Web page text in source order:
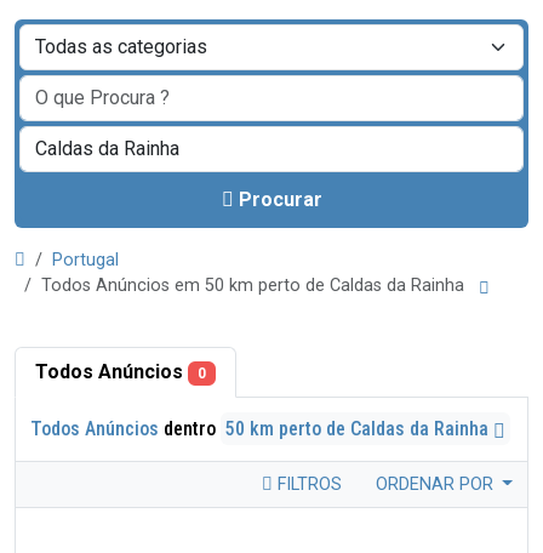
Procurar
Portugal
Todos Anúncios em 50 km perto de Caldas da Rainha
Todos Anúncios 0
Todos Anúncios dentro 50 km perto de Caldas da Rainha
FILTROS ORDENAR POR